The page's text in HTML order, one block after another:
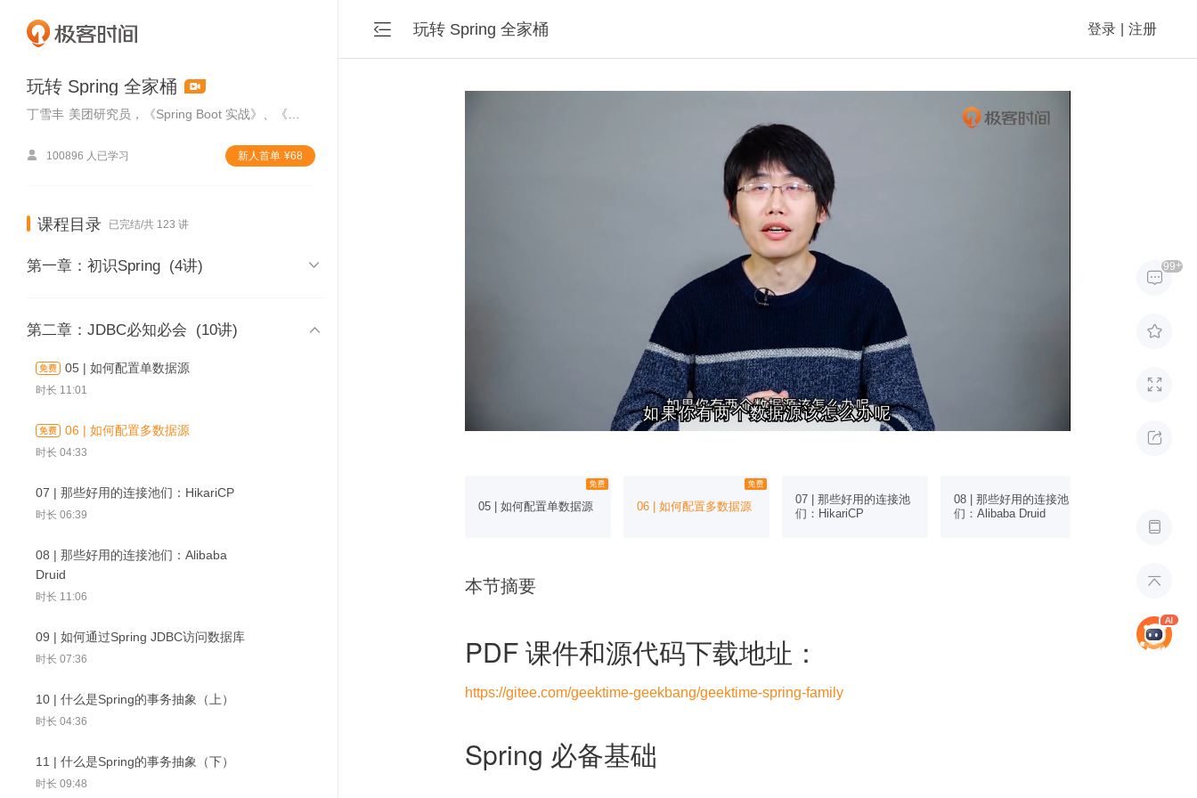
玩转 Spring 全家桶
丁雪丰
 100896 人已学习 新⼈⾸单 ¥68
课程目录 已完结/共 123 讲
第一章：初识Spring (4讲) 
01 | Spring课程介绍
02 | 一起认识Spring家族的主要
时长 08:27
时长 07:32
时长 07:52
第二章：JDBC必知必会 (10讲) 
05 | 如何配置单数据源
时长 11:01
06 | 如何配置多数据源
时长 04:33
07 | 那些好用的连接池们：HikariCP
时长 06:39
08 | 那些好用的连接池们：Alibaba
Druid
时长 11:06
09 | 如何通过Spring JDBC访问数据库
时长 07:36
10 | 什么是Spring的事务抽象（上）
时长 04:36
11 | 什么是Spring的事务抽象（下）
时长 09:48
 玩转 Spring 全家桶 登录 注册

99+





如果你有两个数据源该怎么办呢
如果你有两个数据源该怎么办呢
02 | 一起认识Spring家
族的主要成员
03 | 跟着Spring了解技
05 | 如何配置单数据源 06 | 如何配置多数据源
07 | 那些好用的连接池
们：HikariCP
08 | 那些好用的连接池
们：Alibaba Druid
本节摘要
PDF 课件和源代码下载地址：
https://gitee.com/geektime-geekbang/geektime-spring-family
Spring 必备基础